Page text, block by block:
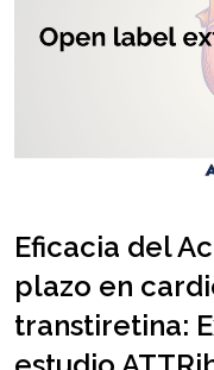
Eficacia del
plazo en
transtiretina: